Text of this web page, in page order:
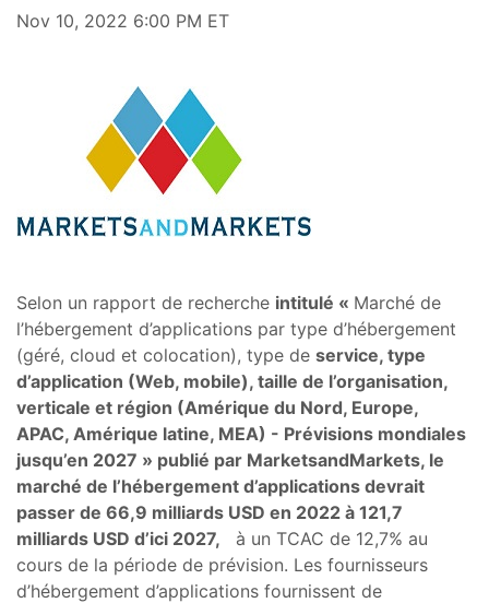
Nov 10, 2022 6:00 PM ET
Selon un rapport de recherche intitulé « Marché de
l’hébergement d’applications par type d’hébergement
(géré, cloud et colocation), type de service, type
d’application (Web, mobile), taille de l’organisation,
verticale et région (Amérique du Nord, Europe,
APAC, Amérique latine, MEA) - Prévisions mondiales
jusqu’en 2027 » publié par MarketsandMarkets, le
marché de l’hébergement d’applications devrait
passer de 66,9 milliards USD en 2022 à 121,7
milliards USD d’ici 2027,
à un TCAC de 12,7% au
cours de la période de prévision. Les fournisseurs
d’hébergement d’applications fournissent de